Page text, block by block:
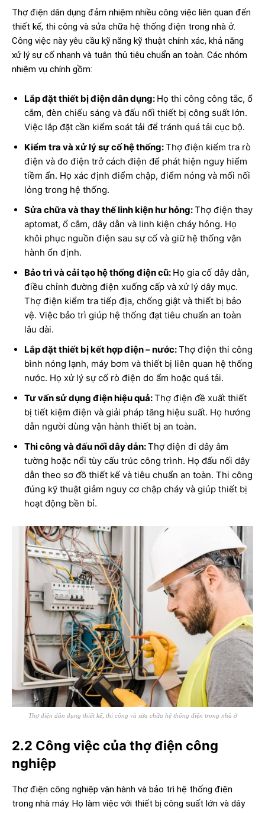
Thợ điện dân dụng đảm nhiệm nhiều công việc liên quan đến
thiết kế, thi công và sửa chữa hệ thống điện trong nhà ở.
Công việc này yêu cầu kỹ năng kỹ thuật chính xác, khả năng
xử lý sự cố nhanh và tuân thủ tiêu chuẩn an toàn. Các nhóm
nhiệm vụ chính gồm:
Lắp đặt thiết bị điện dân dụng: Họ thi công công tắc, ổ
cắm, đèn chiếu sáng và đấu nối thiết bị công suất lớn.
Việc lắp đặt cần kiểm soát tải để tránh quá tải cục bộ.
Kiểm tra và xử lý sự cố hệ thống:Thợ điện kiểm tra rò
điện và đo điện trở cách điện để phát hiện nguy hiểm
tiềm ẩn. Họ xác định điểm chập, điểm nóng và mối nối
lỏng trong hệ thống.
Sửa chữa và thay thế linh kiện hư hỏng:Thợ điện thay
aptomat, ổ cắm, dây dẫn và linh kiện cháy hỏng. Họ
khôi phục nguồn điện sau sự cố và giữ hệ thống vận
hành ổn định.
Bảo trì và cải tạo hệ thống điện cũ: Họ gia cố dây dẫn,
điều chỉnh đường điện xuống cấp và xử lý dây mục.
Thợ điện kiểm tra tiếp địa, chống giật và thiết bị bảo
vệ. Việc bảo trì giúp hệ thống đạt tiêu chuẩn an toàn
lâu dài.
Lắp đặt thiết bị kết hợp điện – nước:Thợ điện thi công
bình nóng lạnh, máy bơm và thiết bị liên quan hệ thống
nước. Họ xử lý sự cố rò điện do ẩm hoặc quá tải.
Tư vấn sử dụng điện hiệu quả:Thợ điện đề xuất thiết
bị tiết kiệm điện và giải pháp tăng hiệu suất. Họ hướng
dẫn người dùng vận hành thiết bị an toàn.
Thi công và đấu nối dây dẫn:Thợ điện đi dây âm
tường hoặc nổi tùy cấu trúc công trình. Họ đấu nối dây
dẫn theo sơ đồ thiết kế và tiêu chuẩn an toàn. Thi công
đúng kỹ thuật giảm nguy cơ chập cháy và giúp thiết bị
hoạt động bền bỉ.
Thợ điện dân dụng thiết kế, thi công và sửa chữa hệ thống điện trong nhà ở
2.2 Công việc của thợ điện công
nghiệp
Thợ điện công nghiệp vận hành và bảo trì hệ thống điện
trong nhà máy. Họ làm việc với thiết bị công suất lớn và dây
Fidovnchat AI Agent
Bạn cần BlogFidovn tổng hợp hay tìm kiếm thông tin nào?